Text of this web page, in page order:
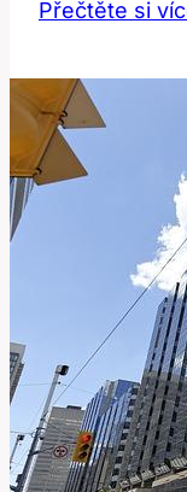
Přečtěte si